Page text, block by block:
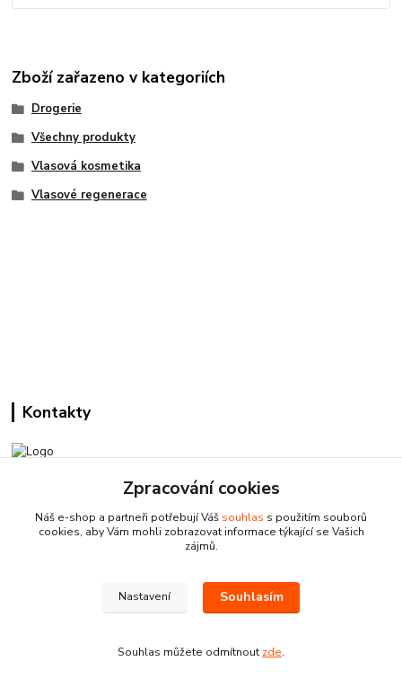
Zboží zařazeno v kategoriích
Drogerie
Všechny produkty
Vlasová kosmetika
Vlasové regenerace
Kontakty
Pracovní doba:
+420 224 818 812
Po-Pá: 8:00-18:00 hod.
Zpracování cookies
Náš e-shop a partneři potřebují Váš souhlas s použitím souborů
cookies, aby Vám mohli zobrazovat informace týkající se Vašich
zájmů.
Nastavení Souhlasím
Souhlas můžete odmítnout zde.